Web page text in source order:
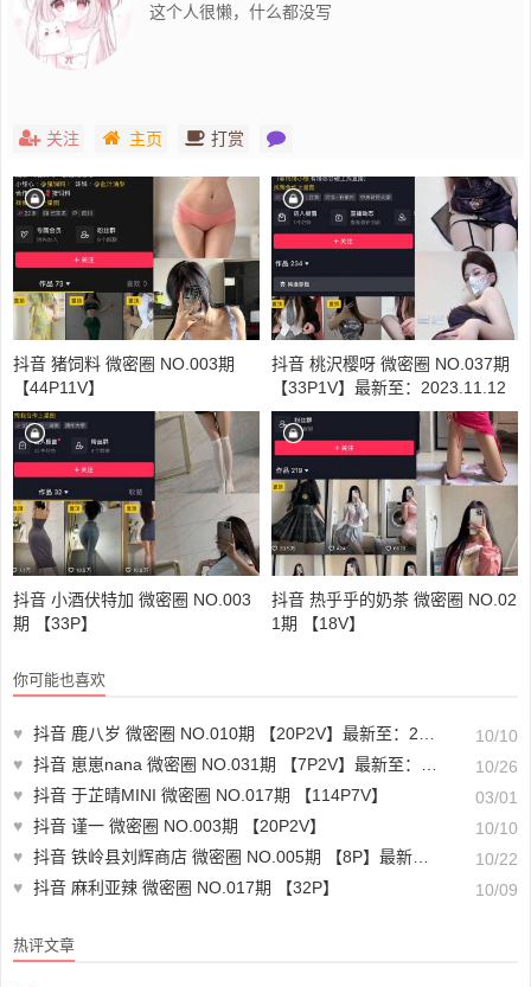
这个人很懒，什么都没写
关注 主页 打赏
抖音 猪饲料 微密圈 NO.003期
【44P11V】
抖音 桃沢樱呀 微密圈 NO.037期
【33P1V】最新至：2023.11.12
抖音 小酒伏特加 微密圈 NO.003
期 【33P】
抖音 热乎乎的奶茶 微密圈 NO.02
1期 【18V】
你可能也喜欢
♥ 抖音 鹿八岁 微密圈 NO.010期 【20P2V】最新至：2023.6.1
10/10
♥ 抖音 崽崽nana 微密圈 NO.031期 【7P2V】最新至：2023.10.24
10/26
♥ 抖音 于芷晴MINI 微密圈 NO.017期 【114P7V】
03/01
♥ 抖音 谨一 微密圈 NO.003期 【20P2V】
10/10
♥ 抖音 铁岭县刘辉商店 微密圈 NO.005期 【8P】最新至：2023.10.18
10/22
♥ 抖音 麻利亚辣 微密圈 NO.017期 【32P】 10/09
热评文章